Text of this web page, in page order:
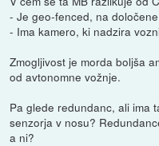
- Je geo-fenced, na
- Ima kamero, ki nadzira
Zmogljivost je morda boljša
od avtonomne vožnje.
Pa glede redundanc, ali ima
senzorja v nosu?
a ni?